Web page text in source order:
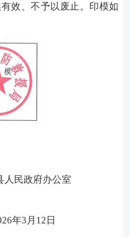
效、不予以废止 。印模如
人民政府办公室
6年3 月 12日